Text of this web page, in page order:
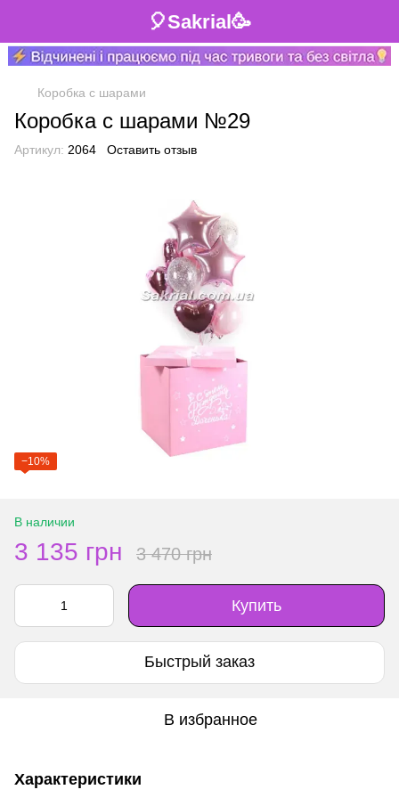
🎈Sakrial🥳
Коробка с шарами
Коробка с шарами №29
Артикул: 2064 Оставить отзыв
−10%
В наличии
3 135 грн 3 470 грн
Купить
Быстрый заказ
В избранное
Характеристики